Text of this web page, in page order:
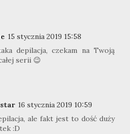
15 stycznia 2019 15:58
depilacja, czekam na Twoją
serii 😉
16 stycznia 2019 10:59
ale fakt jest to dość duży
:D